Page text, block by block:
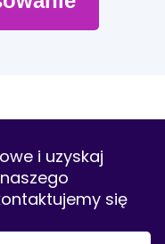
i uzyskaj
się